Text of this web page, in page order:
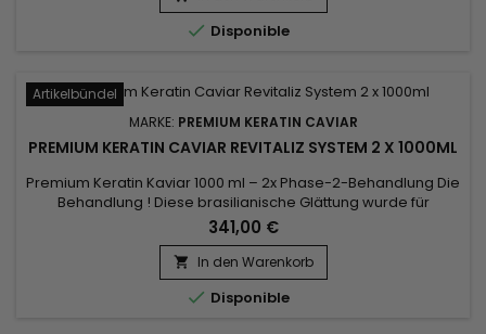
sensibilisiert), verleiht Ihrem Haar Geschmeidigkeit, Glanz,...
 Disponible
Artikelbündel
MARKE: PREMIUM KERATIN CAVIAR
PREMIUM KERATIN CAVIAR REVITALIZ SYSTEM 2 X 1000ML
Premium Keratin Kaviar 1000 ml – 2x Phase-2-Behandlung Die
Behandlung ! Diese brasilianische Glättung wurde für
strapaziertes und trockenes Haar entwickelt und eignet sich
auch perfekt für alle Haartypen. Reich an Argan und Keratin
stärkt es, ummantelt und repariert geschwächtes und
geschädigtes Haar. Premium-Keratin-Kaviar verleiht
Flexibilität,...
341,00 €
 In den Warenkorb
 Disponible